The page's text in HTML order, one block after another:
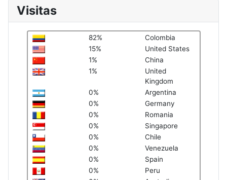
Visitas
82%
Colombia
15%
United States
1%
China
1%
United
Kingdom
0%
Argentina
0%
Germany
0%
Romania
0%
Singapore
0%
Chile
0%
Venezuela
0%
Spain
0%
Peru